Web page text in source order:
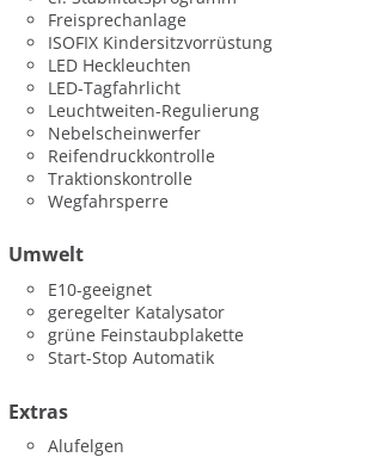
Freisprechanlage
ISOFIX Kindersitzvorrüstung
LED Heckleuchten
LED-Tagfahrlicht
Leuchtweiten-Regulierung
Nebelscheinwerfer
Reifendruckkontrolle
Traktionskontrolle
Wegfahrsperre
Umwelt
E10-geeignet
geregelter Katalysator
grüne Feinstaubplakette
Start-Stop Automatik
Extras
Alufelgen